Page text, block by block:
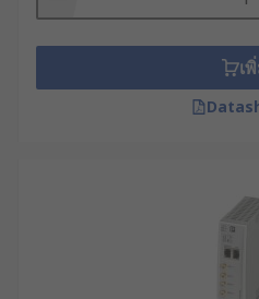
อุปกรณ์ WiFi ต่าง ๆ เช่น แล็ป
เชื่อมต่ออินเทอร์เน็ตนี้ประกอบ
อีเมลหรือหน้าเว็บไซต์ ซึ่งมี IP
ของข้อมูลให้เราเตอร์ทราบ
ภายในเครือข่าย, วางเส้นทาง
ปลอดภัยของระบบด้วย Firewall
เครือข่ายย่อย (Segmenting) เ
เ